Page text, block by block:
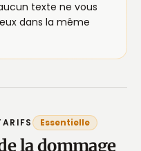
texte ne vous
dans la même
Essentielle
la dommage